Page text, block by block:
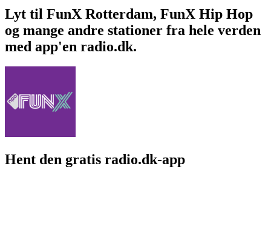
Lyt til FunX Rotterdam, FunX Hip Hop
og mange andre stationer fra hele verden
med app'en radio.dk.
Hent den gratis radio.dk-app